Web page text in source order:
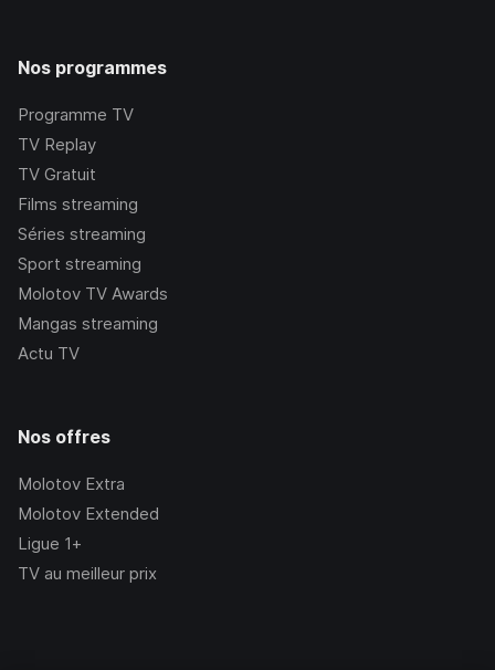
Nos programmes
Programme TV
TV Replay
TV Gratuit
Films streaming
Séries streaming
Sport streaming
Molotov TV Awards
Mangas streaming
Actu TV
Nos offres
Molotov Extra
Molotov Extended
Ligue 1+
TV au meilleur prix